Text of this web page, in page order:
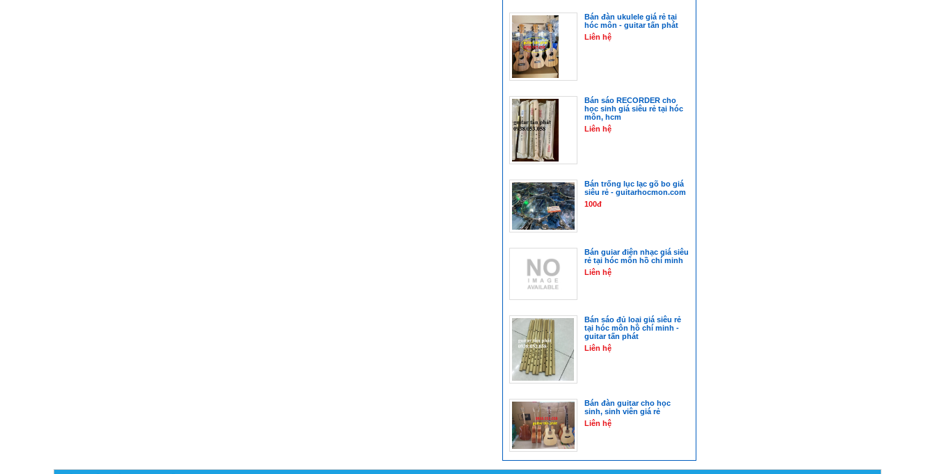
Bán đàn ukulele giá rẻ tại
hóc môn - guitar tấn phát
Liên hệ
Bán sáo RECORDER cho
học sinh giá siêu rẻ tại hóc
môn, hcm
Liên hệ
Bán trống lục lạc gõ bo giá
siêu rẻ - guitarhocmon.com
100đ
Bán guiar điện nhạc giá siêu
rẻ tại hóc môn hồ chí minh
Liên hệ
Bán sáo đủ loại giá siêu rẻ
tại hóc môn hồ chí minh -
guitar tấn phát
Liên hệ
Bán đàn guitar cho học
sinh, sinh viên giá rẻ
Liên hệ